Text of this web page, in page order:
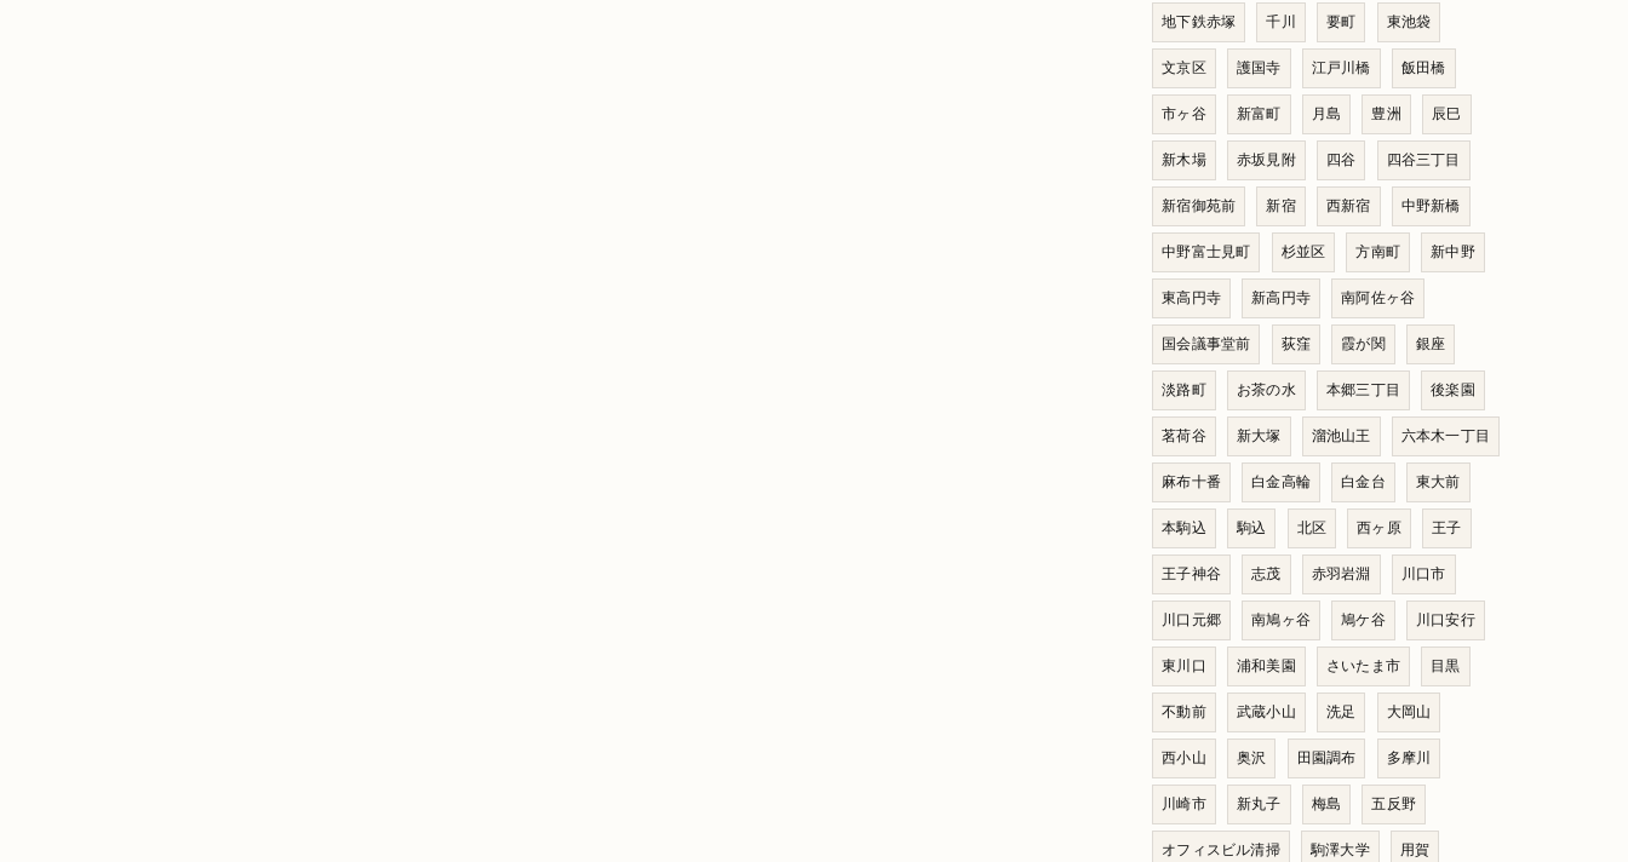
地下鉄赤塚 千川 要町 東池袋
文京区 護国寺 江戸川橋 飯田橋
市ヶ谷 新富町 月島 豊洲 辰巳
新木場 赤坂見附 四谷 四谷三丁目
新宿御苑前 新宿 西新宿 中野新橋
中野富士見町 杉並区 方南町 新中野
東高円寺 新高円寺 南阿佐ヶ谷
国会議事堂前 荻窪 霞が関 銀座
淡路町 お茶の水 本郷三丁目 後楽園
茗荷谷 新大塚 溜池山王 六本木一丁目
麻布十番 白金高輪 白金台 東大前
本駒込 駒込 北区 西ヶ原 王子
王子神谷 志茂 赤羽岩淵 川口市
川口元郷 南鳩ヶ谷 鳩ケ谷 川口安行
東川口 浦和美園 さいたま市 目黒
不動前 武蔵小山 洗足 大岡山
西小山 奥沢 田園調布 多摩川
川崎市 新丸子 梅島 五反野
オフィスビル清掃 駒澤大学 用賀